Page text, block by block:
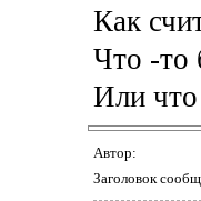
Как
Что -то
Или
Автор:
Заголовок